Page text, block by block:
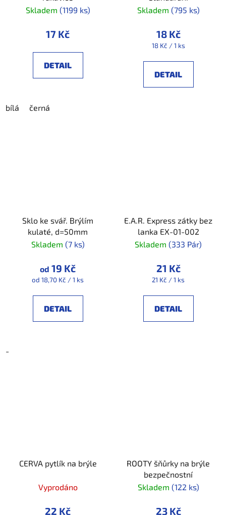
Skladem (1199 ks)
17 Kč
DETAIL
bílá černá
Skladem (795 ks)
18 Kč
Měrná
18 Kč / 1 ks
DETAIL
Sklo ke svář. Brýlím
kulaté, d=50mm
Skladem (7 ks)
od 19 Kč
Měrná
od 18,70 Kč / 1 ks
DETAIL
-
E.A.R. Express zátky bez
lanka EX-01-002
Skladem (333 Pár)
21 Kč
Měrná
21 Kč / 1 ks
DETAIL
CERVA pytlík na brýle
Vyprodáno
22 Kč
ROOTY šňůrky na brýle
bezpečnostní
Skladem (122 ks)
23 Kč